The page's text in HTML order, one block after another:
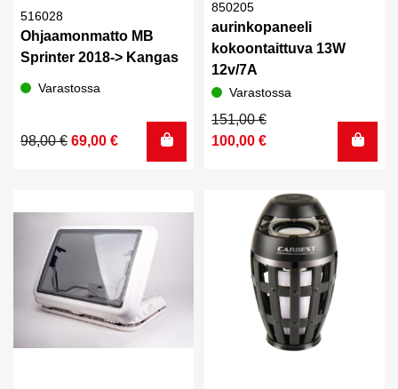
516028
Ohjaamonmatto MB
Sprinter 2018-> Kangas
Varastossa
98,00€
Alkuperäinen
69,00 €
Nykyinen
850205
aurinkopaneeli
kokoontaittuva 13W
12v/7A
Varastossa
151,00€
Alkuperäinen
hinta
100,00 €
Nykyinen
hinta